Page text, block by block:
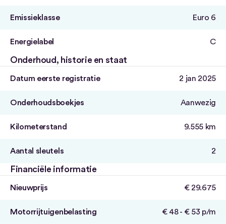
Emissieklasse Euro 6
Energielabel C
Onderhoud, historie en staat
Datum eerste registratie 2 jan 2025
Onderhoudsboekjes Aanwezig
Kilometerstand 9.555 km
Aantal sleutels 2
Financiële informatie
Nieuwprijs € 29.675
Motorrijtuigenbelasting € 48 - € 53 p/m